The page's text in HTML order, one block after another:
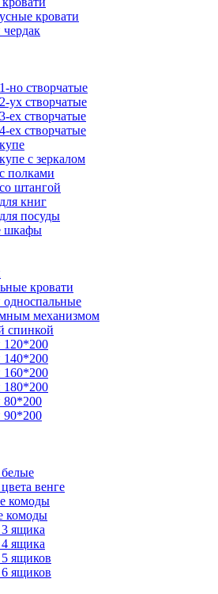
кровати
створчатые
створчатые
створчатые
створчатые
с зеркалом
полками
штангой
книг
посуды
шкафы
кровати
односпальные
механизмом
спинкой
120*200
140*200
160*200
180*200
80*200
90*200
венге
комоды
комоды
ящика
ящика
ящиков
ящиков